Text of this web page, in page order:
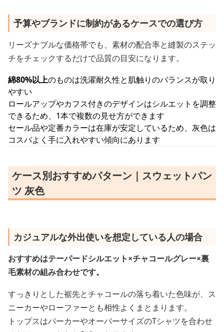
予算やブランドに制約があるケースでの選び方
リーズナブルな価格帯でも、素材の配合率と縫製のステッ
チをチェックするだけで品質の目安になります。
綿80%以上のものは洗濯耐久性と肌触りのバランスが取り
やすい
ロールアップやカフス付きのデザインはシルエットを調整
できるため、1本で複数の見せ方ができます
セール品や定番カラーは在庫が安定しているため、灰色は
コスパよく手に入れやすい傾向にあります
ケース別おすすめパターン｜スウェットパン
ツ 灰色
カジュアルな外出使いを想定している人の場合
おすすめはテーパードシルエット×チャコールグレー×裏
毛素材の組み合わせです。
すっきりとした裾先とチャコールの落ち着いた色味が、ス
ニーカーやローファーとも相性よくまとまります。
トップスはパーカーやオーバーサイズのTシャツを合わせ